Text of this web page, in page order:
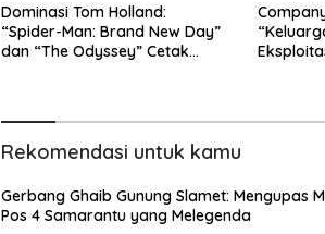
Dominasi Tom Holland:
“Spider-Man: Brand New Day”
dan “The Odyssey” Cetak
Rekomendasi untuk kamu
Gerbang Ghaib Gunung Slamet: Mengupas
Pos 4 Samarantu yang Melegenda